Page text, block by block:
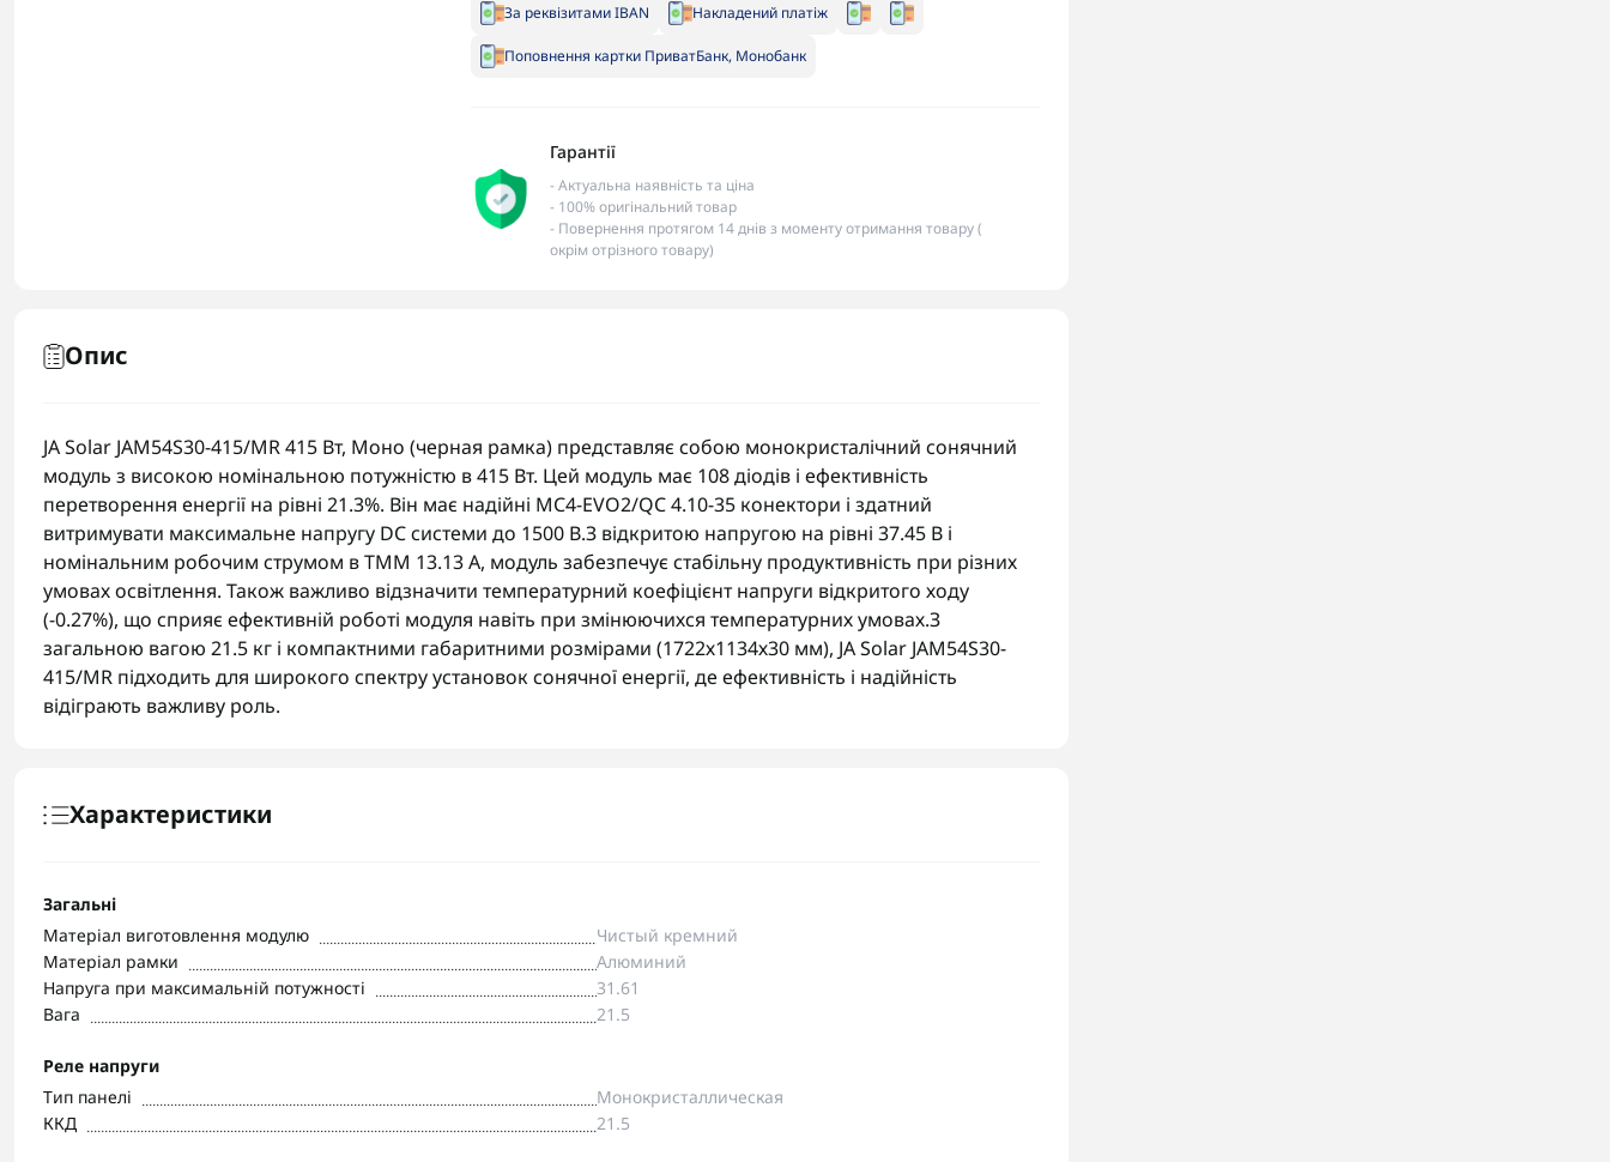
За реквізитами IBAN Накладений платіж
Поповнення картки ПриватБанк, Монобанк
Гарантії
- Актуальна наявність та ціна
- 100% оригінальний товар
- Повернення протягом 14 днів з моменту отримання товару (
окрім отрізного товару)
Опис
JA Solar JAM54S30-415/MR 415 Вт, Моно (черная рамка) представляє собою монокристалічний сонячний
модуль з високою номінальною потужністю в 415 Вт. Цей модуль має 108 діодів і ефективність
перетворення енергії на рівні 21.3%. Він має надійні MC4-EVO2/QC 4.10-35 конектори і здатний
витримувати максимальне напругу DC системи до 1500 В.З відкритою напругою на рівні 37.45 В і
номінальним робочим струмом в ТММ 13.13 А, модуль забезпечує стабільну продуктивність при різних
умовах освітлення. Також важливо відзначити температурний коефіцієнт напруги відкритого ходу
(-0.27%), що сприяє ефективній роботі модуля навіть при змінюючихся температурних умовах.З
загальною вагою 21.5 кг і компактними габаритними розмірами (1722х1134х30 мм), JA Solar JAM54S30-
415/MR підходить для широкого спектру установок сонячної енергії, де ефективність і надійність
відіграють важливу роль.
Характеристики
Загальні
Матеріал виготовлення модулю
Чистый кремний
Матеріал рамки
Алюминий
Напруга при максимальній потужності
31.61
Вага
21.5
Реле напруги
Тип панелі
Монокристаллическая
ККД
21.5